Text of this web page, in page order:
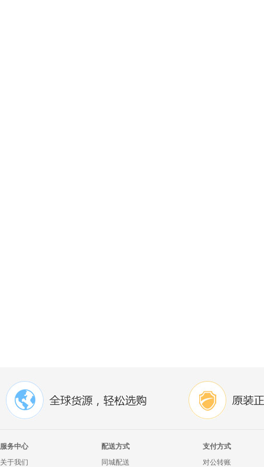
服务中心
关于我们
配送方式
同城配送
支付方式
对公转账